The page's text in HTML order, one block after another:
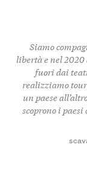
Siamo
libertà e nel
fuori dai
realizziamo
un paese
scoprono i paesi